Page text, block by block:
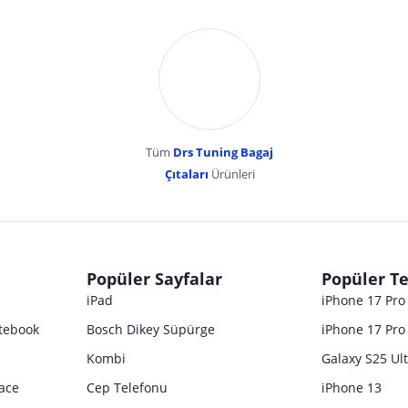
Tüm Drs Tuning Bagaj
Çıtaları Ürünleri
Popüler Sayfalar
iPad
Bosch Dikey Süpürge
Kombi
Cep Telefonu
Popüler
iPhone 17
iPhone 17 Pro
Galaxy S25
iPhone 13